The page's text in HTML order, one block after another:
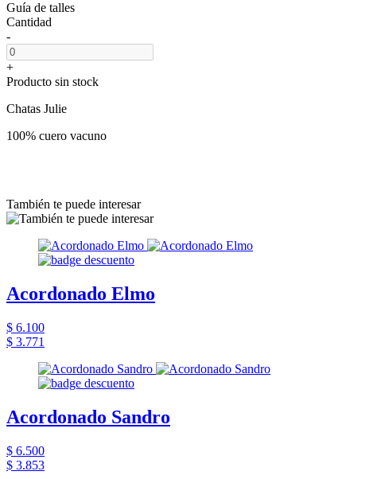
Guía de talles
Cantidad
-
+
Producto sin stock
Chatas Julie
100% cuero vacuno
También te puede interesar
Acordonado Elmo
$ 6.100
$ 3.771
Acordonado Sandro
$ 6.500
$ 3.853